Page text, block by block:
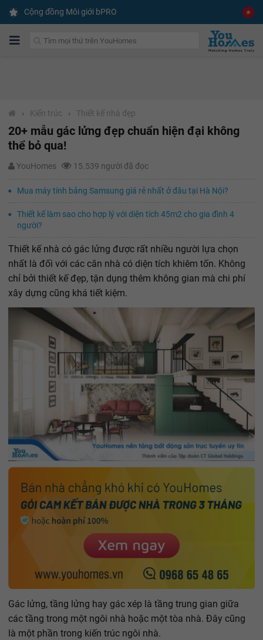
Cộng đồng Môi giới bPRO
› Kiến trúc › Thiết kế nhà đẹp
20+ mẫu gác lửng đẹp chuẩn hiện đại không
thể bỏ qua!
YouHomes 15.539 người đã đọc
Mua máy tính bảng Samsung giá rẻ nhất ở đâu tại Hà Nội?
Thiết kế làm sao cho hợp lý với diện tích 45m2 cho gia đình 4
người?
Thiết kế nhà có gác lửng được rất nhiều người lựa chọn
nhất là đối với các căn nhà có diện tích khiêm tốn. Không
chỉ bởi thiết kế đẹp, tận dụng thêm không gian mà chi phí
xây dựng cũng khá tiết kiệm.
Gác lửng, tầng lửng hay gác xép là tầng trung gian giữa
các tầng trong một ngôi nhà hoặc một tòa nhà. Đây cũng
là một phần trong kiến trúc ngôi nhà.